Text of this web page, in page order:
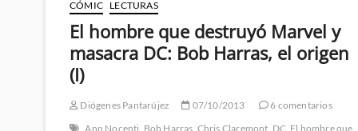
Lee:
hombre
que
masacra
DC
CÓMIC LECTURAS
El hombre que destruyó Marvel y
masacra DC: Bob Harras, el origen
(I)
Diógenes Pantarújez 07/10/2013
6 comentarios
Ann Nocenti Bob Harras Chris Claremont DC El hombre que